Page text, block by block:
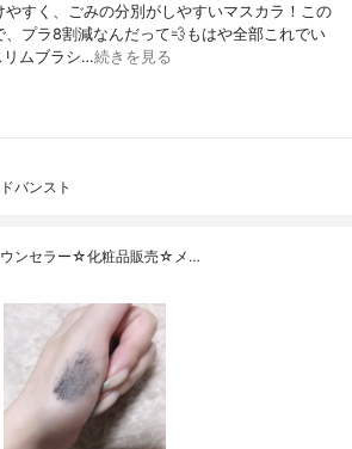
やすく、ごみの分別がしやすいマスカラ！この
プラ8割減なんだって💨もはや全部これでい
リムブラシ…続きを見る
バンスト
ウンセラー☆化粧品販売☆メ…